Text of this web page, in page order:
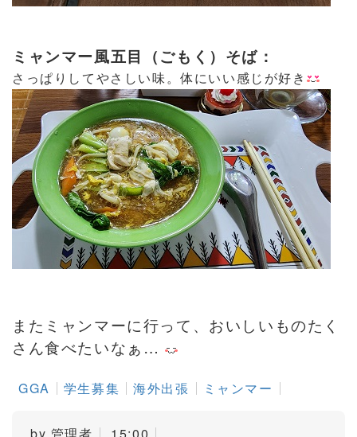
ミャンマー風五目（ごもく）そば：
さっぱりしてやさしい味。体にいい感じが好き
またミャンマーに行って、おいしいものたく
さん食べたいなぁ…
GGA 学生募集 海外出張 ミャンマー